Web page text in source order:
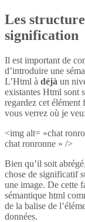
Les
signification
Il est important de
d’introduire une
L’Html à déjà un
existantes Html sont
regardez cet
vous verrez où je
<img alt= »chat
chat ronronne » />
Bien qu’il soit
chose de significatif
une image. De cette
sémantique html
de la balise de
données.